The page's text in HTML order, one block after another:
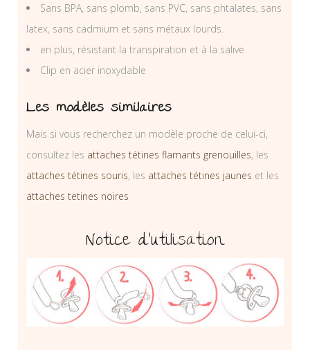
Sans BPA, sans plomb, sans PVC, sans phtalates, sans
latex, sans cadmium et sans métaux lourds.
en plus, résistant la transpiration et à la salive
Clip en acier inoxydable
Les modèles similaires
Mais si vous recherchez un modèle proche de celui-ci,
consultez les attaches tétines flamants grenouilles, les
attaches tétines souris, les attaches tétines jaunes et les
attaches tetines noires
Notice d’utilisation